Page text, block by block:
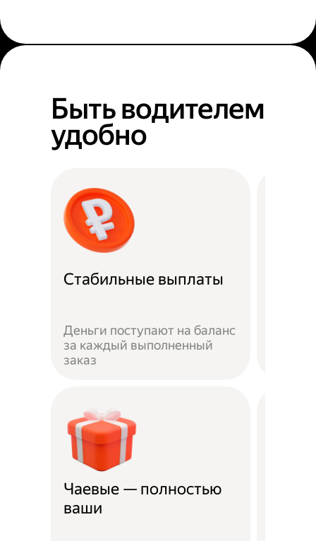
Быть водителем
удобно
Стабильные выплаты
Деньги поступают на баланс
за каждый выполненный
заказ
Чаевые — полностью
ваши